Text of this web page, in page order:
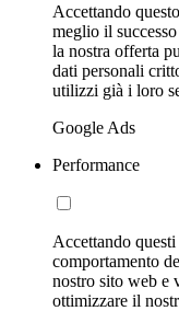
Accettando
meglio il
la nostra offerta
dati personali
utilizzi già i loro
Google Ads
Performance
Accettando
comportamento
nostro sito web e
ottimizzare il